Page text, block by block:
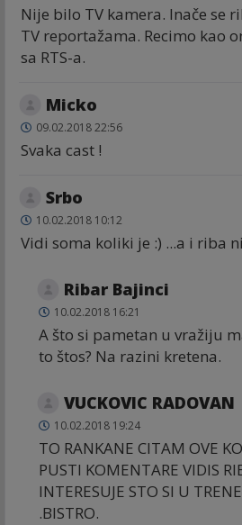
Nije bilo TV kamera. Inače se
TV reportažama. Recimo kao
sa RTS-a.
Micko
09.02.2018 22:56
Svaka cast !
Srbo
10.02.2018 10:12
Vidi soma koliki je :) ...a i riba
Ribar Bajinci
10.02.2018 16:21
A što si pametan u vražiju
to štos? Na razini kretena.
VUCKOVIC RADOVAN
10.02.2018 19:24
TO RANKANE CITAM OVE
PUSTI KOMENTARE VIDIS
INTERESUJE STO SI U
.BISTRO.